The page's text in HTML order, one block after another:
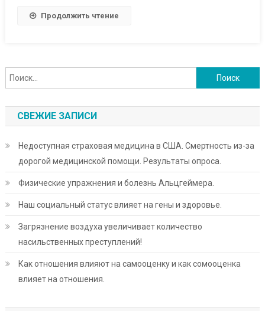
Продолжить чтение
Найти:
СВЕЖИЕ ЗАПИСИ
Недоступная страховая медицина в США. Смертность из-за
дорогой медицинской помощи. Результаты опроса.
Физические упражнения и болезнь Альцгеймера.
Наш социальный статус влияет на гены и здоровье.
Загрязнение воздуха увеличивает количество
насильственных преступлений!
Как отношения влияют на самооценку и как сомооценка
влияет на отношения.